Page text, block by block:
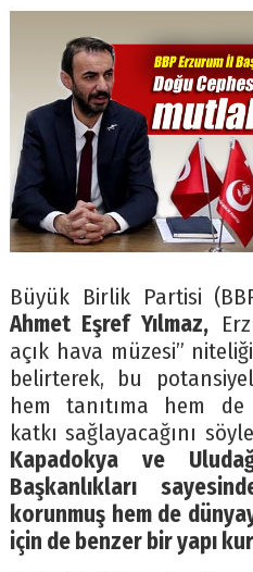
Büyük Birlik Partisi
Ahmet Eşref Yılmaz,
açık hava müzesi”
belirterek, bu
hem tanıtıma hem de
katkı sağlayacağını
Kapadokya ve
Başkanlıkları
korunmuş hem de
için de benzer bir yapı